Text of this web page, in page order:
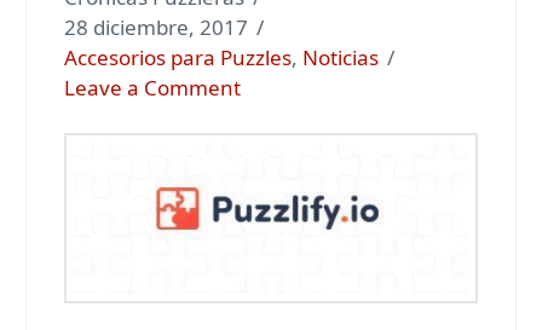
28 diciembre, 2017
Accesorios para Puzzles, Noticias
Leave a Comment